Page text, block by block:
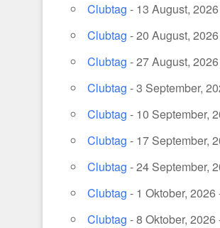
Clubtag - 13 August,
Clubtag - 20 August,
Clubtag - 27 August,
Clubtag - 3 September,
Clubtag - 10 September,
Clubtag - 17 September,
Clubtag - 24 September,
Clubtag - 1 Oktober, 2026
Clubtag - 8 Oktober, 2026